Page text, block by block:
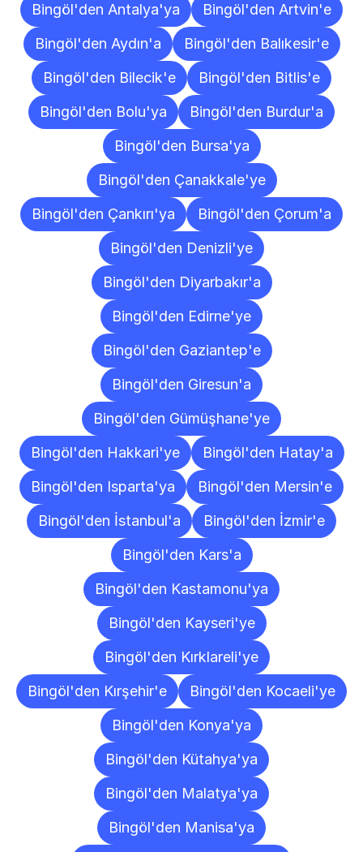
Bingöl'den Antalya'ya
Bingöl'den Artvin'e
Bingöl'den Aydın'a
Bingöl'den Balıkesir'e
Bingöl'den Bilecik'e
Bingöl'den Bitlis'e
Bingöl'den Bolu'ya
Bingöl'den Burdur'a
Bingöl'den Bursa'ya
Bingöl'den Çanakkale'ye
Bingöl'den Çankırı'ya
Bingöl'den Çorum'a
Bingöl'den Denizli'ye
Bingöl'den Diyarbakır'a
Bingöl'den Edirne'ye
Bingöl'den Gaziantep'e
Bingöl'den Giresun'a
Bingöl'den Gümüşhane'ye
Bingöl'den Hakkari'ye
Bingöl'den Hatay'a
Bingöl'den Isparta'ya
Bingöl'den Mersin'e
Bingöl'den İstanbul'a
Bingöl'den İzmir'e
Bingöl'den Kars'a
Bingöl'den Kastamonu'ya
Bingöl'den Kayseri'ye
Bingöl'den Kırklareli'ye
Bingöl'den Kırşehir'e
Bingöl'den Kocaeli'ye
Bingöl'den Konya'ya
Bingöl'den Kütahya'ya
Bingöl'den Malatya'ya
Bingöl'den Manisa'ya